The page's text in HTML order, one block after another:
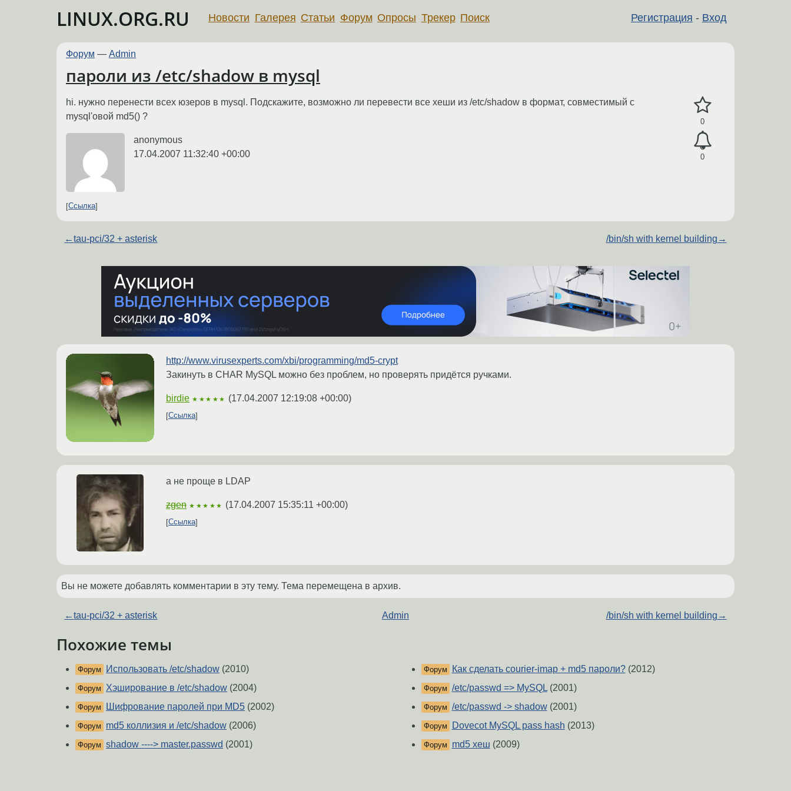
LINUX.ORG.RU Регистрация - Вход
Новости Галерея Статьи Форум Опросы Трекер Поиск
Форум — Admin
пароли из /etc/shadow в mysql
0
0
hi. нужно перенести всех юзеров в mysql. Подскажите, возможно ли перевести все хеши из /etc/shadow в формат, совместимый с
mysql'овой md5() ?
anonymous
17.04.2007 11:32:40 +00:00
Ссылка
←tau-pci/32 + asterisk /bin/sh with kernel building →
http://www.virusexperts.com/xbi/programming/md5-crypt
Закинуть в CHAR MySQL можно без проблем, но проверять придётся ручками.
birdie ★★★★★ (17.04.2007 12:19:08 +00:00)
Ссылка
а не проще в LDAP
zgen ★★★★★ (17.04.2007 15:35:11 +00:00)
Ссылка
Вы не можете добавлять комментарии в эту тему. Тема перемещена в архив.
←tau-pci/32 + asterisk Admin /bin/sh with kernel building →
Похожие темы
Форум Использовать /etc/shadow (2010)
Форум Хэширование в /etc/shadow (2004)
Форум Шифрование паролей при MD5 (2002)
Форум md5 коллизия и /etc/shadow (2006)
Форум shadow ----> master.passwd (2001)
Форум Как сделать courier-imap + md5 пароли?(2012)
Форум /etc/passwd => MySQL(2001)
Форум /etc/passwd -> shadow(2001)
Форум Dovecot MySQL pass hash (2013)
Форум md5 хеш (2009)